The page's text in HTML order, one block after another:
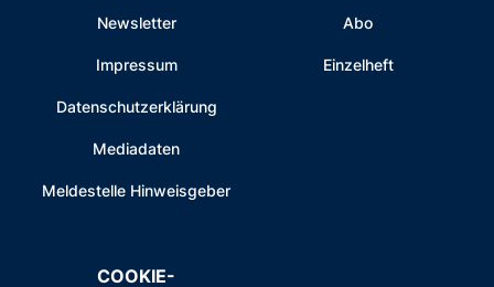
Newsletter
Impressum
Datenschutzerklärung
Mediadaten
Meldestelle Hinweisgeber
Abo
Einzelheft
COOKIE-